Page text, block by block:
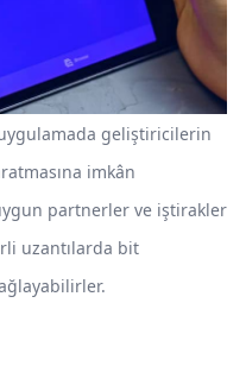
geliştiricilerin
imkân
partnerler ve iştirakler
uzantılarda bit